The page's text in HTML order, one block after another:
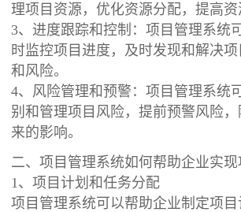
理项目资源，优化资源分配，提高资
3、进度跟踪和控制：项目管理系统
时监控项目进度，及时发现和解决
和风险。
4、风险管理和预警：项目管理系统
别和管理项目风险，提前预警风险
来的影响。
二、项目管理系统如何帮助企业实
1、项目计划和任务分配
项目管理系统可以帮助企业制定项目